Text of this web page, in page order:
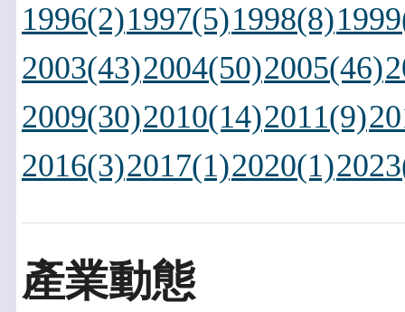
1996(2)1997(5)1998(8)
2003(43)2004(50)2005(46)
2009(30)2010(14)2011(9)
2016(3)2017(1)2020(1)
產業動態